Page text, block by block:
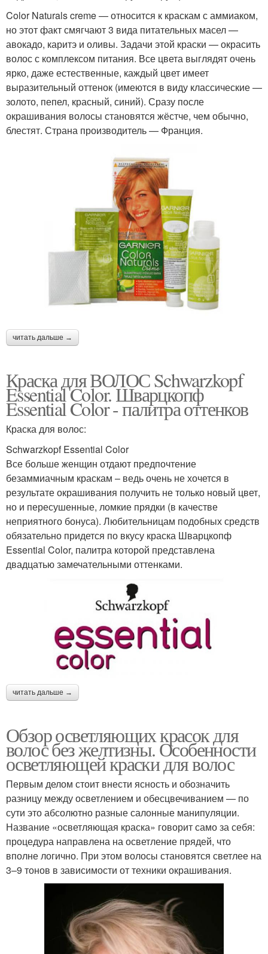
Color Naturals creme — относится к краскам с аммиаком,
но этот факт смягчают 3 вида питательных масел —
авокадо, каритэ и оливы. Задачи этой краски — окрасить
волос с комплексом питания. Все цвета выглядят очень
ярко, даже естественные, каждый цвет имеет
выразительный оттенок (имеются в виду классические —
золото, пепел, красный, синий). Сразу после
окрашивания волосы становятся жёстче, чем обычно,
блестят. Страна производитель — Франция.
читать дальше →
Краска для ВОЛОС Schwarzkopf
Essential Color. Шварцкопф
Essential Color - палитра оттенков
Краска для волос:
Schwarzkopf Essential Color
Все больше женщин отдают предпочтение
безаммиачным краскам – ведь очень не хочется в
результате окрашивания получить не только новый цвет,
но и пересушенные, ломкие прядки (в качестве
неприятного бонуса). Любительницам подобных средств
обязательно придется по вкусу краска Шварцкопф
Essential Color, палитра которой представлена
двадцатью замечательными оттенками.
читать дальше →
Обзор осветляющих красок для
волос без желтизны. Особенности
осветляющей краски для волос
Первым делом стоит внести ясность и обозначить
разницу между осветлением и обесцвечиванием — по
сути это абсолютно разные салонные манипуляции.
Название «осветляющая краска» говорит само за себя:
процедура направлена на осветление прядей, что
вполне логично. При этом волосы становятся светлее на
3–9 тонов в зависимости от техники окрашивания.